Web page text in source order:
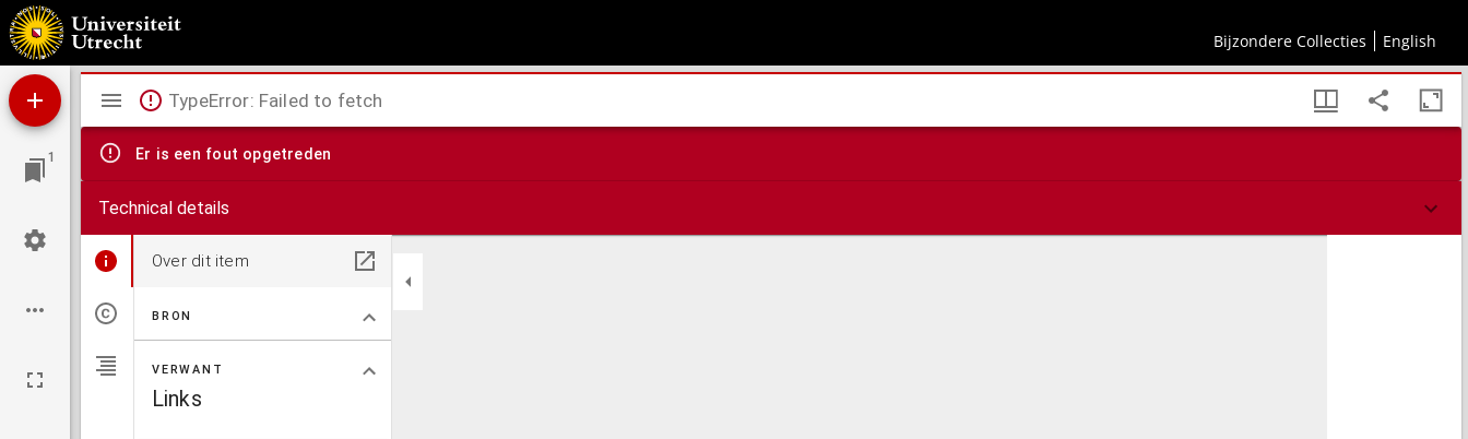
Bijzondere Collecties English
Synonyma medicinae, abbreviata per Mundinum
1
Mirador
viewer
TypeError: Failed to fetch
Er is een fout opgetreden
Technical details
Over dit item
BRON
VERWANT
Links